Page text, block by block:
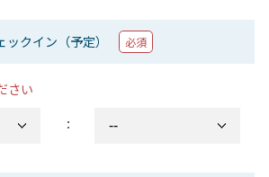
ックイン（予定） 必須
さい
：